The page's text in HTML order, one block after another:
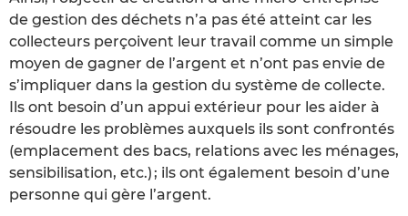
de gestion des déchets n’a pas été atteint car les
collecteurs perçoivent leur travail comme un simple
moyen de gagner de l’argent et n’ont pas envie de
s’impliquer dans la gestion du système de collecte.
Ils ont besoin d’un appui extérieur pour les aider à
résoudre les problèmes auxquels ils sont confrontés
(emplacement des bacs, relations avec les ménages,
sensibilisation, etc.) ; ils ont également besoin d’une
personne qui gère l’argent.